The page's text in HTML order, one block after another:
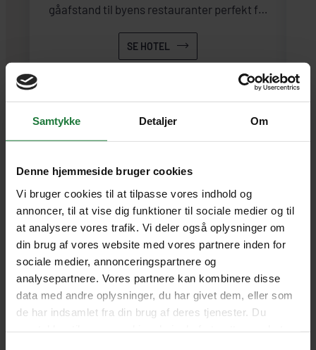
Samtykke Detaljer Om
Denne hjemmeside bruger cookies
Vi bruger cookies til at tilpasse vores indhold og
annoncer, til at vise dig funktioner til sociale medier og til
at analysere vores trafik. Vi deler også oplysninger om
din brug af vores website med vores partnere inden for
sociale medier, annonceringspartnere og
analysepartnere. Vores partnere kan kombinere disse
data med andre oplysninger, du har givet dem, eller som
de har indsamlet fra din brug af deres tjenester. Du
gåafstand til byens restauranter perfekt før
SE HOTEL
EL CHALTÉN
3 nætter